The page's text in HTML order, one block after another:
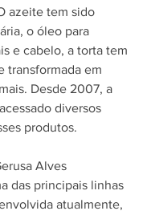
azeite tem sido
o óleo para
e cabelo, a torta tem
transformada em
Desde 2007, a
diversos
produtos.
Alves
das principais linhas
atualmente,